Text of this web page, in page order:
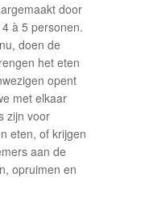
door
à 5 personen.
doen de
het eten
opent
met elkaar
zijn voor
eten, of krijgen
aan de
opruimen en